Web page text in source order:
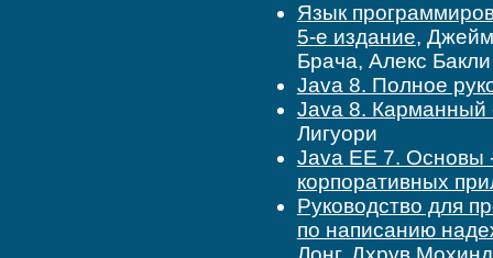
Язык
5-е издание,
Брача, Алекс Бакли
Java 8. Полное
Java 8. Карманный
Лигуори
Java EE 7. Основы
корпоративных
Руководство для
по написанию